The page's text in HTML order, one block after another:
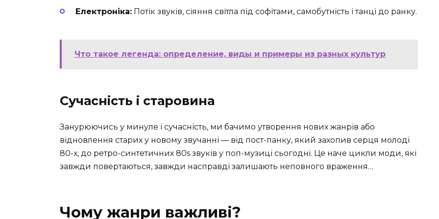
Електроніка: Потік звуків, сіяння світла під софітами, самобутність і танці до ранку.
Что такое легенда: определение, виды и примеры из разных культур
Сучасність і старовина
Занурюючись у минуле і сучасність, ми бачимо утворення нових жанрів або
відновлення старих у новому звучанні — від пост-панку, який захопив серця молоді
80-х, до ретро-синтетичних 80s звуків у поп-музиці сьогодні. Це наче цикли моди, які
завжди повертаються, завжди насправді залишають неповного враження…
Чому жанри важливі?